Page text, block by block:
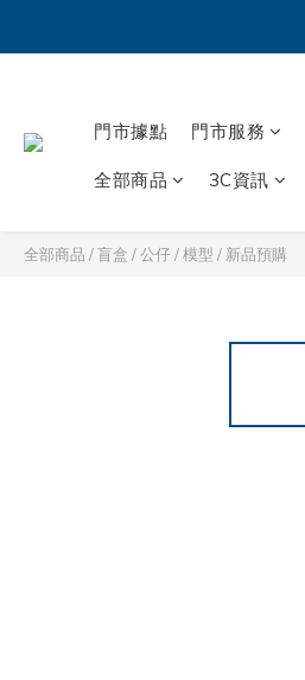
門市據點 門市服務
全部商品 3C資訊
全部商品 /盲盒 / 公仔 / 模型 / 新品預購